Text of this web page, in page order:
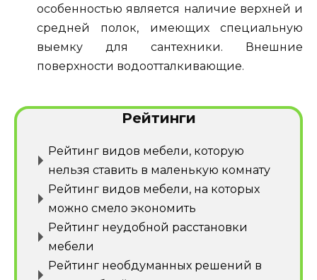
особенностью является наличие верхней и
средней полок, имеющих специальную
выемку для сантехники. Внешние
поверхности водоотталкивающие.
Рейтинги
Рейтинг видов мебели, которую
нельзя ставить в маленькую комнату
Рейтинг видов мебели, на которых
можно смело экономить
Рейтинг неудобной расстановки
мебели
Рейтинг необдуманных решений в